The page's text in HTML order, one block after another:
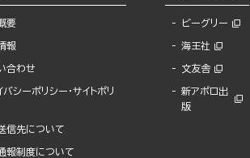
要
報
合わせ
バシーポリシー・サイトポリ
信先について
報制度について
ビーグリー
海王社
文友舎
新アポロ出
版